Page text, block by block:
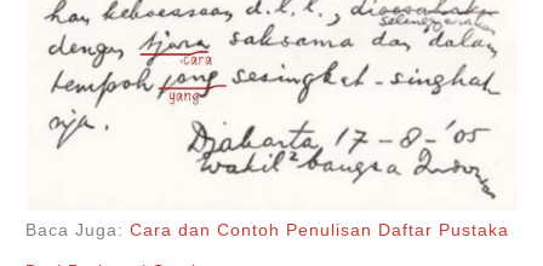
Baca Juga:Cara dan Contoh Penulisan Daftar Pustaka